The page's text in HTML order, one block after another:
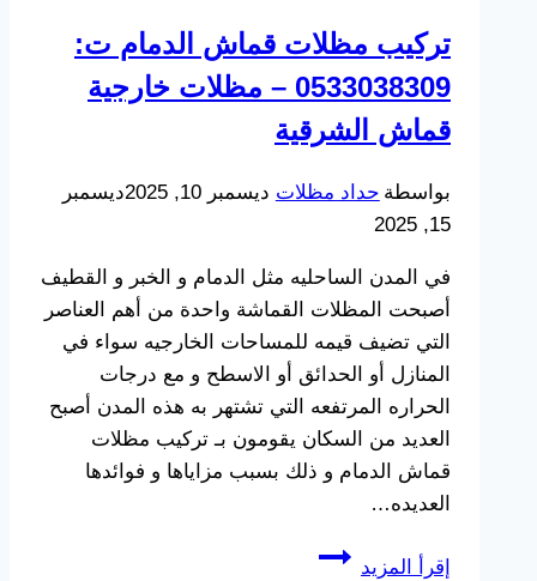
تركيب مظلات قماش الدمام ت:
0533038309 – مظلات خارجية
قماش الشرقية
بواسطة حداد مظلات ديسمبر 10, 2025
ديسمبر
15, 2025
في المدن الساحليه مثل الدمام و الخبر و القطيف
أصبحت المظلات القماشة واحدة من أهم العناصر
التي تضيف قيمه للمساحات الخارجيه سواء في
المنازل أو الحدائق أو الاسطح و مع درجات
الحراره المرتفعه التي تشتهر به هذه المدن أصبح
العديد من السكان يقومون بـ تركيب مظلات
قماش الدمام و ذلك بسبب مزاياها و فوائدها
العديده…
إقرأ المزيد
تركيب